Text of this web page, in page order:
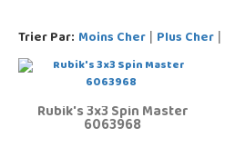
Trier Par: Moins Cher | Plus Cher |
Rubik's 3x3 Spin Master
6063968